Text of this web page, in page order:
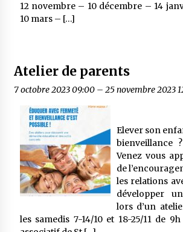
12 novembre – 10 décembre – 14
10 mars – […]
Atelier de parents
7 octobre 2023 09:00– 25 novembre 2023
Elever son
bienveillance
Venez vous
de
les relations
développer
lors d’un
les samedis 7-14/10 et 18-25/11 de